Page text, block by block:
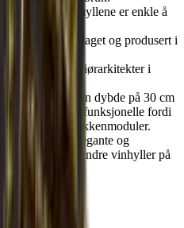
så vinhyllene er enkle å
er håndlaget og produsert i
i Europa.
av våre interiørarkitekter i
60x60 cm og en dybde på 30 cm
ekstremt funksjonelle fordi
i dine andre kjøkkenmoduler.
dem både elegante og
enn så mange andre vinhyller på